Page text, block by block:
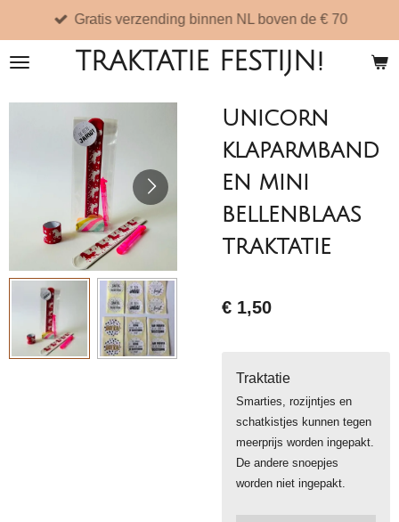
direct
naar
hoofdinhoud
TRAKTATIE FESTIJN!
Gratis verzending binnen NL boven de € 70
Unicorn
klaparmband
en mini
bellenblaas
traktatie
€ 1,50
Traktatie
Smarties, rozijntjes en
schatkistjes kunnen tegen
meerprijs worden ingepakt.
De andere snoepjes
worden niet ingepakt.